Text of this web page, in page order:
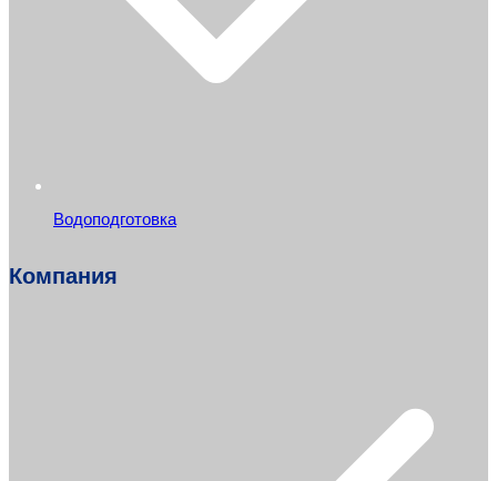
Водоподготовка
Компания